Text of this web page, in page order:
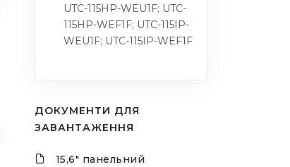
UTC-115HP-WEU1F; UTC-
115HP-WEF1F; UTC-115IP-
WEU1F; UTC-115IP-WEF1F
ДОКУМЕНТИ ДЛЯ
ЗАВАНТАЖЕННЯ
15,6" панельний